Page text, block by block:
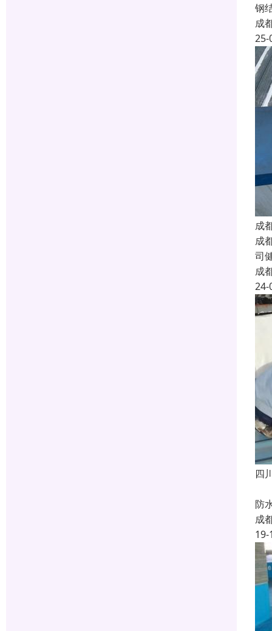
钢
成
25-
成
成
司
成
24-
四
防
成
19-